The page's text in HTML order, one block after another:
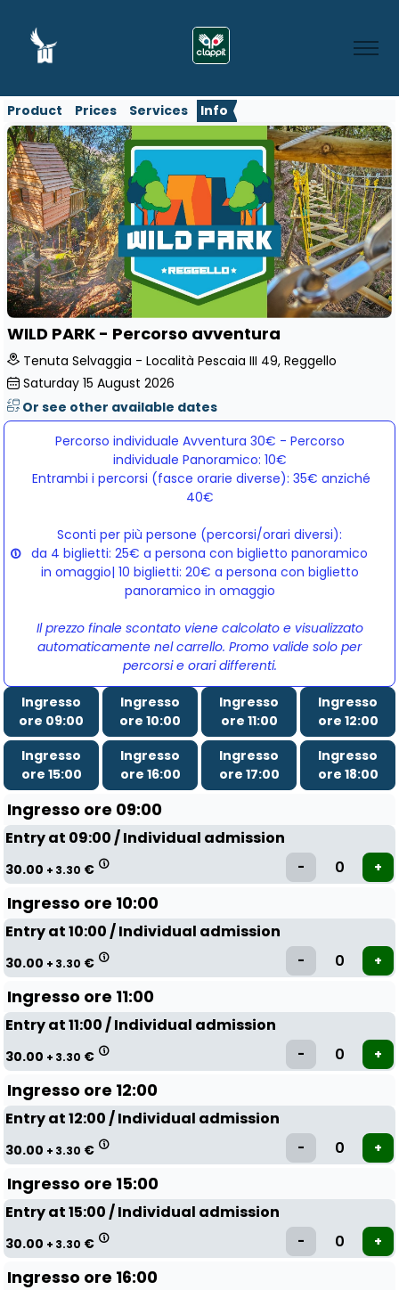
Product Prices Services Info
WILD PARK - Percorso avventura
Tenuta Selvaggia - Località Pescaia III 49, Reggello
Saturday 15 August 2026
Or see other available dates
Percorso individuale Avventura 30€ - Percorso
individuale Panoramico: 10€
Entrambi i percorsi (fasce orarie diverse): 35€ anziché
40€
Sconti per più persone (percorsi/orari diversi):
da 4 biglietti: 25€ a persona con biglietto panoramico
in omaggio| 10 biglietti: 20€ a persona con biglietto
panoramico in omaggio
Il prezzo finale scontato viene calcolato e visualizzato
automaticamente nel carrello. Promo valide solo per
percorsi e orari differenti.
Ingresso
ore 09:00
Ingresso
ore 10:00
Ingresso
ore 11:00
Ingresso
ore 12:00
Ingresso
ore 15:00
Ingresso
ore 16:00
Ingresso
ore 17:00
Ingresso
ore 18:00
Ingresso ore 09:00
Entry at 09:00 / Individual admission
30.00 + 3.30 €
Ingresso ore 10:00
Entry at 10:00 / Individual admission
30.00 + 3.30 €
Ingresso ore 11:00
Entry at 11:00 / Individual admission
30.00 + 3.30 €
Ingresso ore 12:00
Entry at 12:00 / Individual admission
30.00 + 3.30 €
Ingresso ore 15:00
Entry at 15:00 / Individual admission
30.00 + 3.30 €
Ingresso ore 16:00